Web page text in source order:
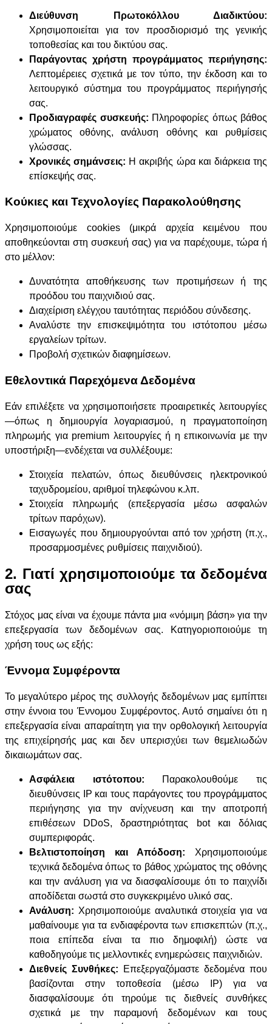
Διεύθυνση Πρωτοκόλλου Διαδικτύου:
Χρησιμοποιείται για τον προσδιορισμό της γενικής
τοποθεσίας και του δικτύου σας.
Παράγοντας χρήστη προγράμματος περιήγησης:
Λεπτομέρειες σχετικά με τον τύπο, την έκδοση και το
λειτουργικό σύστημα του προγράμματος περιήγησής
σας.
Προδιαγραφές συσκευής: Πληροφορίες όπως βάθος
χρώματος οθόνης, ανάλυση οθόνης και ρυθμίσεις
γλώσσας.
Χρονικές σημάνσεις: Η ακριβής ώρα και διάρκεια της
επίσκεψής σας.
Κούκιες και Τεχνολογίες Παρακολούθησης
Χρησιμοποιούμε cookies (μικρά αρχεία κειμένου που
αποθηκεύονται στη συσκευή σας) για να παρέχουμε, τώρα ή
στο μέλλον:
Δυνατότητα αποθήκευσης των προτιμήσεων ή της
προόδου του παιχνιδιού σας.
Διαχείριση ελέγχου ταυτότητας περιόδου σύνδεσης.
Αναλύστε την επισκεψιμότητα του ιστότοπου μέσω
εργαλείων τρίτων.
Προβολή σχετικών διαφημίσεων.
Εθελοντικά Παρεχόμενα Δεδομένα
Εάν επιλέξετε να χρησιμοποιήσετε προαιρετικές λειτουργίες
—όπως η δημιουργία λογαριασμού, η πραγματοποίηση
πληρωμής για premium λειτουργίες ή η επικοινωνία με την
υποστήριξη—ενδέχεται να συλλέξουμε:
Στοιχεία πελατών, όπως διευθύνσεις ηλεκτρονικού
ταχυδρομείου, αριθμοί τηλεφώνου κ.λπ.
Στοιχεία πληρωμής (επεξεργασία μέσω ασφαλών
τρίτων παρόχων).
Εισαγωγές που δημιουργούνται από τον χρήστη (π.χ.,
προσαρμοσμένες ρυθμίσεις παιχνιδιού).
2. Γιατί χρησιμοποιούμε τα δεδομένα
σας
Στόχος μας είναι να έχουμε πάντα μια «νόμιμη βάση» για την
επεξεργασία των δεδομένων σας. Κατηγοριοποιούμε τη
χρήση τους ως εξής:
Έννομα Συμφέροντα
Το μεγαλύτερο μέρος της συλλογής δεδομένων μας εμπίπτει
στην έννοια του Έννομου Συμφέροντος. Αυτό σημαίνει ότι η
επεξεργασία είναι απαραίτητη για την ορθολογική λειτουργία
της επιχείρησής μας και δεν υπερισχύει των θεμελιωδών
δικαιωμάτων σας.
Ασφάλεια ιστότοπου: Παρακολουθούμε τις
διευθύνσεις IP και τους παράγοντες του προγράμματος
περιήγησης για την ανίχνευση και την αποτροπή
επιθέσεων DDoS, δραστηριότητας bot και δόλιας
συμπεριφοράς.
Βελτιστοποίηση και Απόδοση: Χρησιμοποιούμε
τεχνικά δεδομένα όπως το βάθος χρώματος της οθόνης
και την ανάλυση για να διασφαλίσουμε ότι το παιχνίδι
αποδίδεται σωστά στο συγκεκριμένο υλικό σας.
Ανάλυση: Χρησιμοποιούμε αναλυτικά στοιχεία για να
μαθαίνουμε για τα ενδιαφέροντα των επισκεπτών (π.χ.,
ποια επίπεδα είναι τα πιο δημοφιλή) ώστε να
καθοδηγούμε τις μελλοντικές ενημερώσεις παιχνιδιών.
Διεθνείς Συνθήκες: Επεξεργαζόμαστε δεδομένα που
βασίζονται στην τοποθεσία (μέσω IP) για να
διασφαλίσουμε ότι τηρούμε τις διεθνείς συνθήκες
σχετικά με την παραμονή δεδομένων και τους